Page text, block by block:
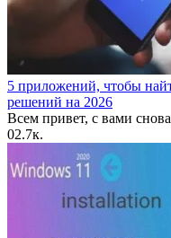
5 приложений, чтобы
решений на 2026
Всем привет, с вами
02.7к.